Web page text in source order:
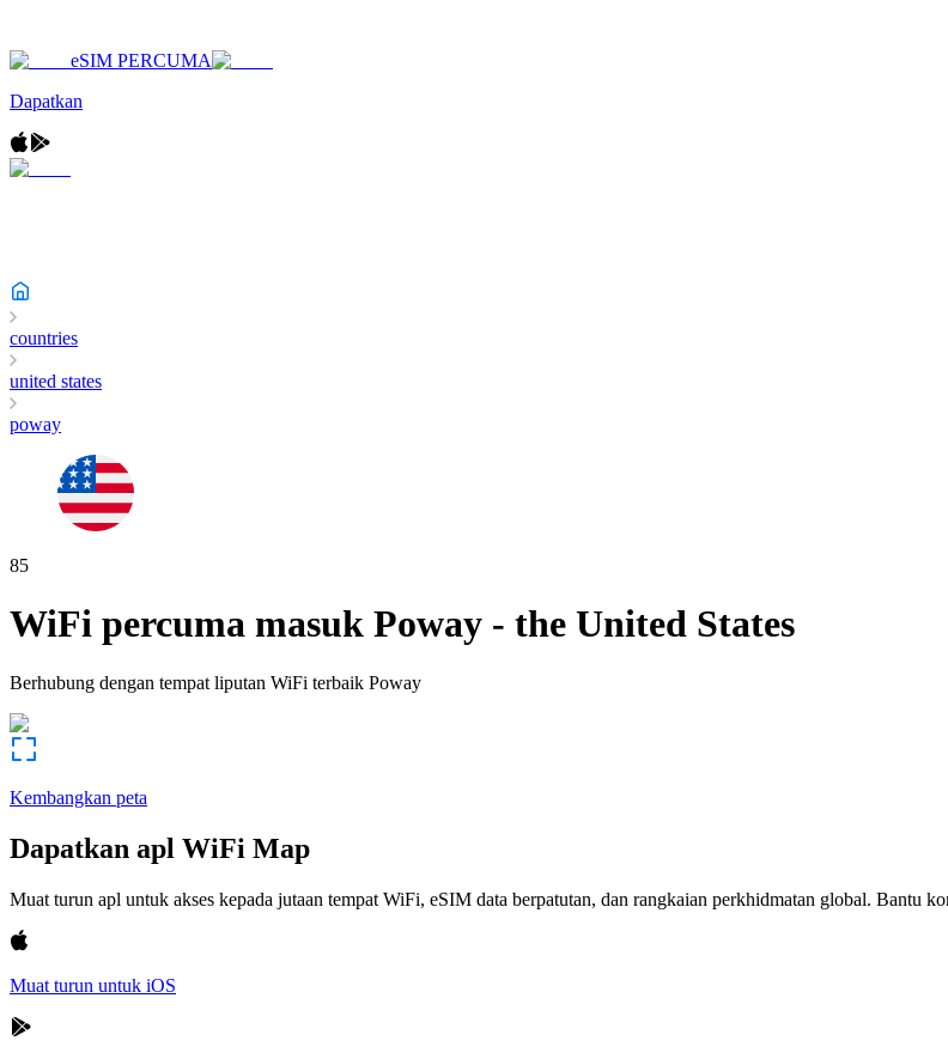
eSIM PERCUMA
Dapatkan
countries
united states
poway
85
WiFi percuma masuk Poway - the United States
Berhubung dengan tempat liputan WiFi terbaik Poway
Kembangkan peta
Dapatkan apl WiFi Map
Muat turun apl untuk akses kepada jutaan tempat WiFi, eSIM data berpatutan, dan rangkaian perkhidmatan global. Bantu
Muat turun untuk iOS